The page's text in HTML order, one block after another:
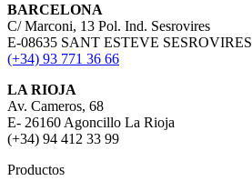
BARCELONA
C/ Marconi, 13 Pol. Ind. Sesrovires
E-08635 SANT ESTEVE SESROVIRES
(+34) 93 771 36 66
LA RIOJA
Av. Cameros, 68
E- 26160 Agoncillo La Rioja
(+34) 94 412 33 99
Productos